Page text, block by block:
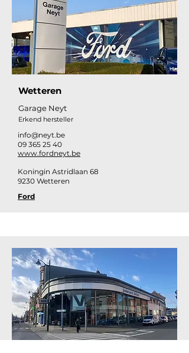
Wetteren
Garage Neyt
Erkend hersteller
info@neyt.be
09 365 25 40
www.fordneyt.be
Koningin Astridlaan 68
9230 Wetteren
Ford